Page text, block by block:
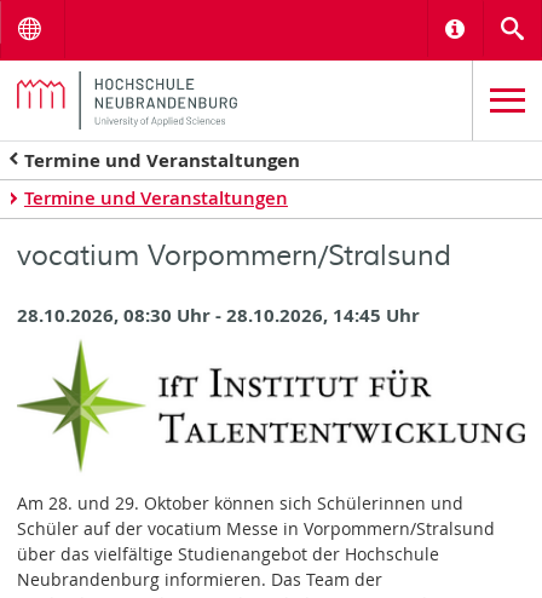
Termine und Veranstaltungen
Termine und Veranstaltungen
vocatium Vorpommern/Stralsund
28.10.2026, 08:30 Uhr - 28.10.2026, 14:45 Uhr
Am 28. und 29. Oktober können sich Schülerinnen und
Schüler auf der vocatium Messe in Vorpommern/Stralsund
über das vielfältige Studienangebot der Hochschule
Neubrandenburg informieren. Das Team der